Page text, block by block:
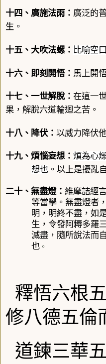
十四、廣施法雨： 廣泛的
生。
十五、大吹法螺： 比喻空
十六、即刻開悟： 馬上開
十七、一世解脫： 在這一
果，解脫六道輪迴之苦。
十八、降伏： 以威力 降伏
十九、 煩惱妄想： 煩為心
想也 。以上是擾亂
二十、 無盡燈： 維摩詰經
等當學 。無盡燈者
明 ， 明終不盡 ，如
生 ， 令發阿耨多羅
滅盡 ， 隨所說法而
也 。
釋悟六根
修八德五倫
道鍊三華